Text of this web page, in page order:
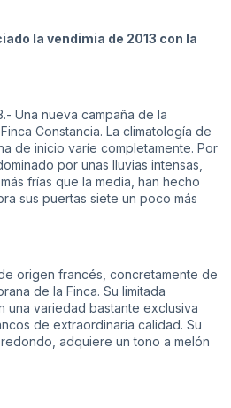
la vendimia de 2013 con la
Una nueva campaña de la
Constancia. La climatología de
de inicio varíe completamente. Por
por unas lluvias intensas,
frías que la media, han hecho
sus puertas siete un poco más
origen francés, concretamente de
de la Finca. Su limitada
una variedad bastante exclusiva
de extraordinaria calidad. Su
adquiere un tono a melón